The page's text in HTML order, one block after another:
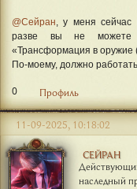
@Сейран, у меня сейчас
разве вы не можете
«Трансформация в оружие
По-моему, должно
0 Профиль
СЕЙРАН
наследный
11-09-2025, 10:18:02